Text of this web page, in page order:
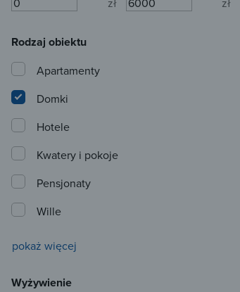
Rodzaj obiektu
Apartamenty
Domki
Hotele
Kwatery i pokoje
Pensjonaty
Wille
pokaż więcej
Wyżywienie